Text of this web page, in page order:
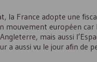
la France adopte une
mouvement européen
mais aussi
a aussi vu le jour afin de